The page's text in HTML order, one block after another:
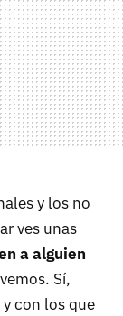
y los no
ves unas
a alguien
Sí,
con los que